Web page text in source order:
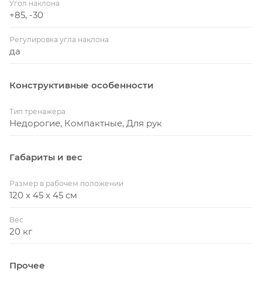
Угол наклона
+85, -30
Регулировка угла наклона
да
Конструктивные особенности
Тип тренажера
Недорогие, Компактные, Для рук
Габариты и вес
Размер в рабочем положении
120 x 45 x 45 см
Вес
20 кг
Прочее